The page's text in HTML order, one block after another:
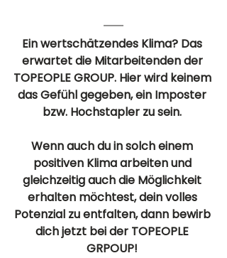
Ein wertschätzendes Klima? Das
erwartet die Mitarbeitenden der
TOPEOPLE GROUP. Hier wird keinem
das Gefühl gegeben, ein Imposter
bzw. Hochstapler zu sein.
Wenn auch du in solch einem
positiven Klima arbeiten und
gleichzeitig auch die Möglichkeit
erhalten möchtest, dein volles
Potenzial zu entfalten, dann bewirb
dich jetzt bei der TOPEOPLE
GRPOUP!